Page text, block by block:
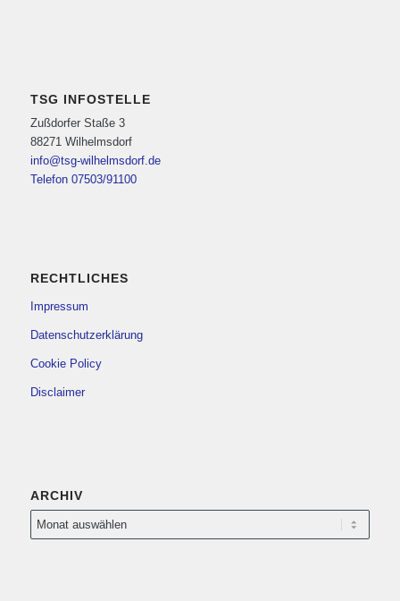
TSG INFOSTELLE
Zußdorfer Staße 3
88271 Wilhelmsdorf
info@tsg-wilhelmsdorf.de
Telefon 07503/91100
RECHTLICHES
Impressum
Datenschutzerklärung
Cookie Policy
Disclaimer
ARCHIV